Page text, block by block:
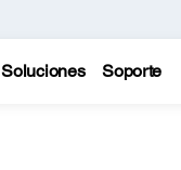
Soluciones Soporte